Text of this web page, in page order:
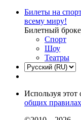
Билеты на
всему миру!
Билетный
Спорт
Шоу
Театры
Используя этот
общих правилах